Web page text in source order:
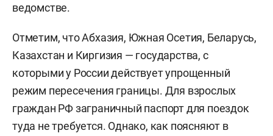
ведомстве.
Отметим, что Абхазия, Южная Осетия, Беларусь,
Казахстан и Киргизия — государства, с
которыми у России действует упрощенный
режим пересечения границы. Для взрослых
граждан РФ заграничный паспорт для поездок
туда не требуется. Однако, как поясняют в